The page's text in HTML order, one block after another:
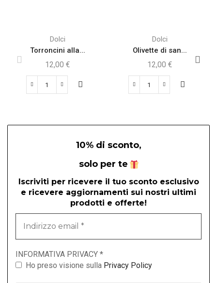
Dolci
Torroncini alla...
12,00 €
Dolci
Olivette di san...
12,00 €
10% di sconto,
solo per te
Iscriviti per ricevere il tuo sconto esclusivo
e ricevere aggiornamenti sui nostri ultimi
prodotti e offerte!
email
*
INFORMATIVA PRIVACY *
Ho preso visione sulla Privacy Policy